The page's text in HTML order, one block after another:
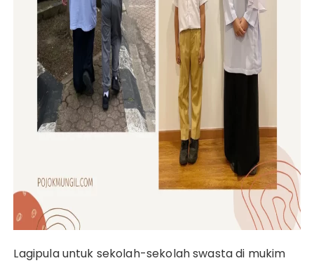
Lagipula untuk sekolah-sekolah swasta di mukim